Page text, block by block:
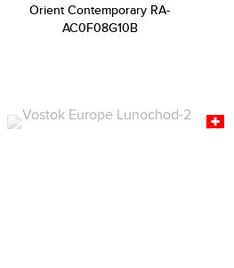
Orient Contemporary RA-
AC0F08G10B